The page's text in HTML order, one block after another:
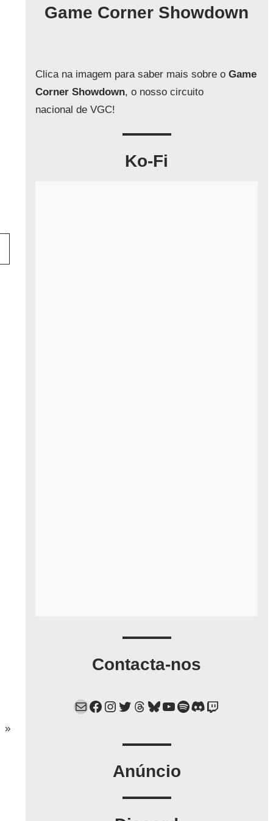
»
Game Corner Showdown
Clica na imagem para saber mais sobre oGame
Corner Showdown, o nosso circuito
nacional de VGC!
Ko-Fi
Contacta-nos
Mail Facebook Instagram Twitter Threads Bluesky YouTube Spotify Discord Twitch
Anúncio